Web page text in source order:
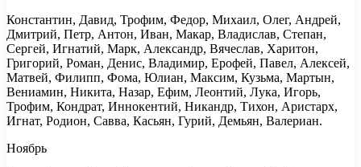
Константин, Давид, Трофим, Федор, Михаил, Олег, Андрей,
Дмитрий, Петр, Антон, Иван, Макар, Владислав, Степан,
Сергей, Игнатий, Марк, Александр, Вячеслав, Харитон,
Григорий, Роман, Денис, Владимир, Ерофей, Павел, Алексей,
Матвей, Филипп, Фома, Юлиан, Максим, Кузьма, Мартын,
Вениамин, Никита, Назар, Ефим, Леонтий, Лука, Игорь,
Трофим, Кондрат, Иннокентий, Никандр, Тихон, Аристарх,
Игнат, Родион, Савва, Касьян, Гурий, Демьян, Валериан.
Ноябрь